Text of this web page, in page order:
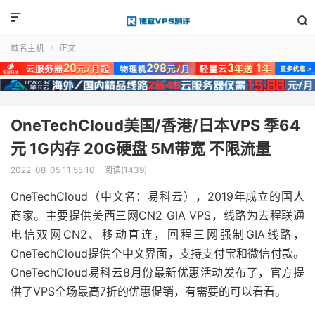


域名主机  正文
OneTechCloud美国/香港/日本VPS 季64
元 1G内存 20G硬盘 5M带宽 不限流量
2022-08-05 11:55:10 阅读(1439)
OneTechCloud（中文名：易科云），2019年成立的国人
商家。主要提供美西三网CN2 GIA VPS，线路为去程联通
电信双网CN2、移动直连，回程三网强制GIA线路，
OneTechCloud提供全中文界面，支持支付宝和微信付款。
OneTechCloud易科云8月份最新优惠活动发布了，官方提
供了VPS全场最高7折的优惠促销，有需要的可以看看。